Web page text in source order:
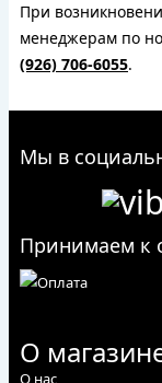
При
менеджерам по
(926) 706-6055.
Мы в
Принимаем к
О
О нас